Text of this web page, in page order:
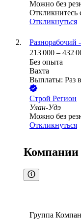
Можно без
Откликнитесь
Откликнуться
Разнорабочий
213 000 – 432
Без опыта
Вахта
Выплаты: Раз
Строй Регион
Улан-Удэ
Можно без
Откликнуться
Компании
Группа